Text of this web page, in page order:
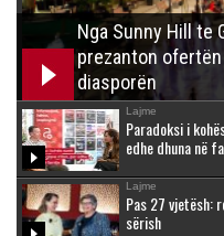
Nga Sunny Hill te
prezanton
diasporën
Lajme
Paradoksi i
edhe dhuna në
Lajme
Pas 27 vjetësh:
sërish